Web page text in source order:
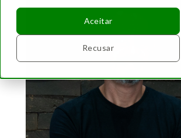
Aceitar
Recusar